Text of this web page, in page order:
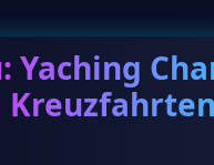
Yaching
Kreuzfahrten